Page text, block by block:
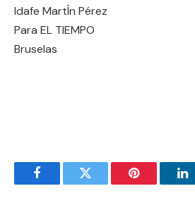
Idafe MartÍn Pérez
Para EL TIEMPO
Bruselas
FacebookTwitter Pinterest